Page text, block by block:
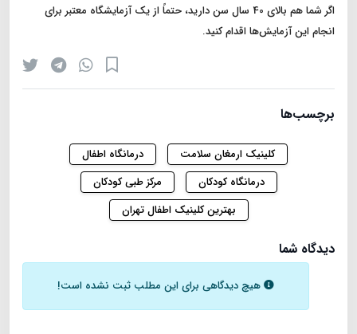
اگر شما هم بالای 40 سال سن دارید، حتماً از یک آزمایشگاه معتبر برای
انجام این آزمایش‌ها اقدام کنید.
برچسب‌ها
کلینیک ارمغان سلامت
درمانگاه اطفال
درمانگاه کودکان
مرکز طبی کودکان
بهترین کلینیک اطفال تهران
دیدگاه شما
هیچ دیدگاهی برای این مطلب ثبت نشده است!